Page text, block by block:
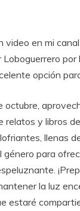
video en mi
opción
octubre,
relatos y libros
llenas
para
la luz
estaré